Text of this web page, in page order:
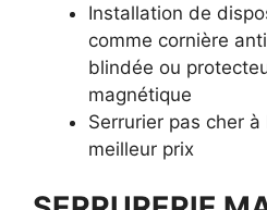
Installation de
comme cornière
blindée ou
magnétique
Serrurier pas cher
meilleur prix